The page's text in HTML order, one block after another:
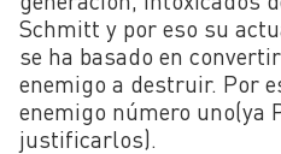
Schmitt y por eso su
se ha basado en
enemigo a destruir. Por
enemigo número uno(ya
justificarlos).